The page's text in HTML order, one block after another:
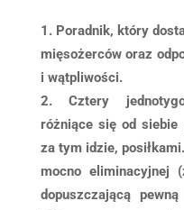
Poradnik, który
mięsożerców oraz
i wątpliwości.
Cztery
różniące się od siebie
za tym idzie,
mocno eliminacyjnej
dopuszczającą